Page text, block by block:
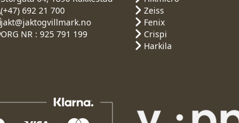
(+47) 692 21 700
jakt@jaktogvillmark.no
ORG NR : 925 791 199
Zeiss
Fenix
Crispi
Harkila